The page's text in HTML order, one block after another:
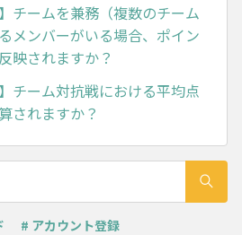
チームを兼務（複数のチーム
メンバーがいる場合、ポイン
映されますか？
チーム対抗戦における平均点
されますか？
# アカウント登録